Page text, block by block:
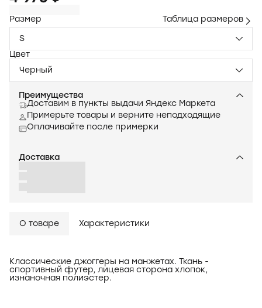
Размер
Таблица размеров
S
Цвет
Черный
Преимущества
Доставим в пункты выдачи Яндекс Маркета
Примерьте товары и верните неподходящие
Оплачивайте после примерки
Доставка
О товаре Характеристики
Классические джоггеры на манжетах. Ткань -
спортивный футер, лицевая сторона хлопок,
изнаночная полиэстер.